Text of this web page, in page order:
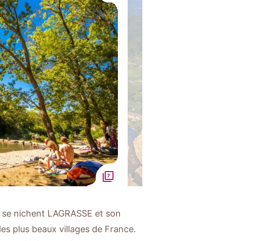
7
nichent LAGRASSE et son
plus beaux villages de France.